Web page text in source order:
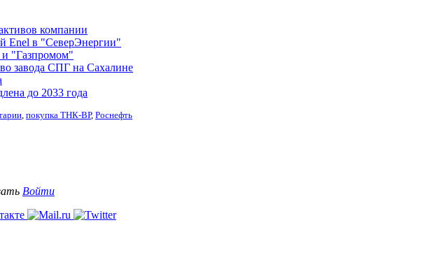
компании
Enel в "СеверЭнергии"
"Газпромом"
завода СПГ на Сахалине
до 2033 года
покупка ТНК-ВР, Роснефть
Войти